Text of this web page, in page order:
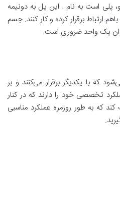
پلی است به نام . این پل به دونیمه
ارتباط برقرار کرده و کار کنند. جسم
یک واحد ضروری است.
می‌شود که با یکدیگر برقرار می‌کنند و بر
تخصصی خود را دارند که در کنار
که به طور روزمره عملکرد مناسبی